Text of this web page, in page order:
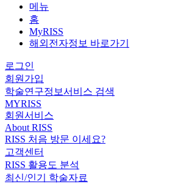
메뉴
홈
MyRISS
해외전자정보 바로가기
로그인
회원가입
학술연구정보서비스 검색
MYRISS
회원서비스
About RISS
RISS 처음 방문 이세요?
고객센터
RISS 활용도 분석
최신/인기 학술자료